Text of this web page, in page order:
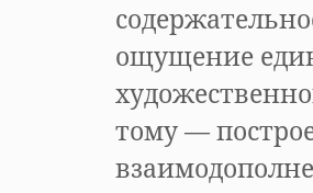
ощущение
тому —